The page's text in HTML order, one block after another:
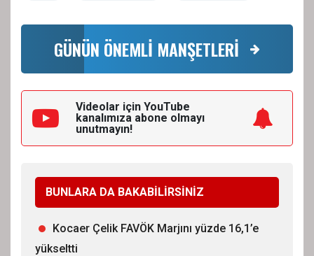
GÜNÜN ÖNEMLİ MANŞETLERİ
Videolar için YouTube
kanalımıza abone olmayı
unutmayın!
BUNLARA DA BAKABİLİRSİNİZ
Kocaer Çelik FAVÖK Marjını yüzde 16,1’e
yükseltti